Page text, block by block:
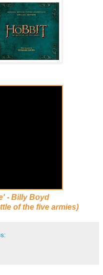
- Billy Boyd
of the five armies)